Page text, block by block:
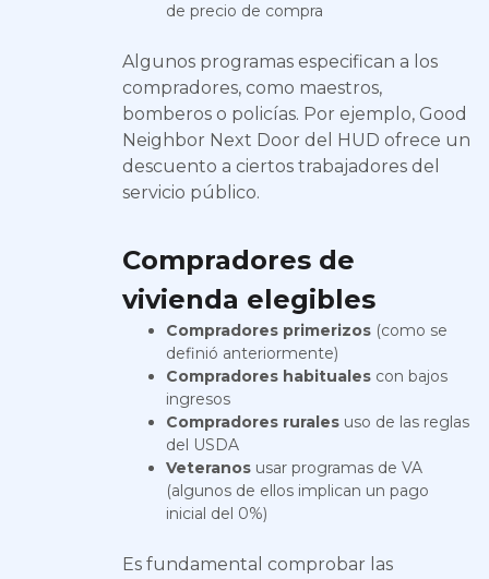
de precio de compra
Algunos programas especifican a los
compradores, como maestros,
bomberos o policías. Por ejemplo, Good
Neighbor Next Door del HUD ofrece un
descuento a ciertos trabajadores del
servicio público.
Compradores de
vivienda elegibles
Compradores primerizos (como se
definió anteriormente)
Compradores habituales con bajos
ingresos
Compradores rurales uso de las reglas
del USDA
Veteranos usar programas de VA
(algunos de ellos implican un pago
inicial del 0%)
Es fundamental comprobar las